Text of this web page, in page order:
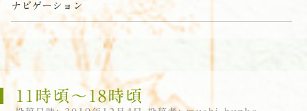
ナビゲーション
コンテンツへスキップ
11時頃〜18時頃